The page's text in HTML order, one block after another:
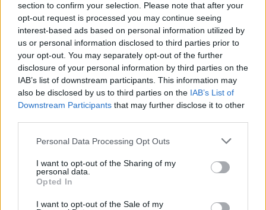
section to confirm your selection. Please note that after your
opt-out request is processed you may continue seeing
interest-based ads based on personal information utilized by
us or personal information disclosed to third parties prior to
your opt-out. You may separately opt-out of the further
disclosure of your personal information by third parties on the
IAB’s list of downstream participants. This information may
also be disclosed by us to third parties on the IAB’s List of
Downstream Participants that may further disclose it to other
Personal Data Processing Opt Outs
I want to opt-out of the Sharing of my
personal data.
Opted In
I want to opt-out of the Sale of my
Schauspieler/inJon Bernthal
Jon Bernthal
Sender
Datum
Uhrzeit
Titel
Sparte
Sa 8.8.
We Are Your Friends
Spielfilm/ Musikfilm